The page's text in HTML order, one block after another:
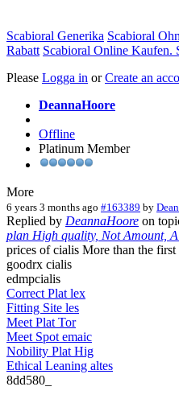
Scabioral Generika Scabioral
Rabatt Scabioral Online Kaufen.
Please Logga in orCreate an
DeannaHoore
Offline
Platinum Member
More
6 years 3 months ago #163389 by
Replied by DeannaHoore on
plan High quality, Not Amount,
prices of cialis More than the
goodrx cialis
edmpcialis
Correct Plat lex
Fitting Site les
Meet Plat Tor
Meet Spot emaic
Nobility Plat Hig
Ethical Leaning altes
8dd580_